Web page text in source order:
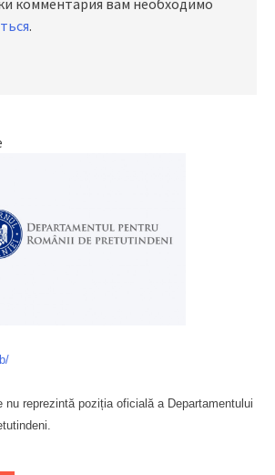
комментария вам необходимо
.
reprezintă poziția oficială a Departamentului